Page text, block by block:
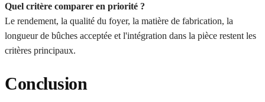
Quel critère comparer en priorité ?
Le rendement, la qualité du foyer, la matière de fabrication, la
longueur de bûches acceptée et l'intégration dans la pièce restent les
critères principaux.
Conclusion